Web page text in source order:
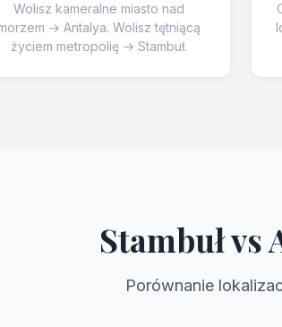
Wolisz kameralne miasto nad
→ Antalya. Wolisz tętniącą
życiem metropolię → Stambuł.
Stambuł vs
Porównanie